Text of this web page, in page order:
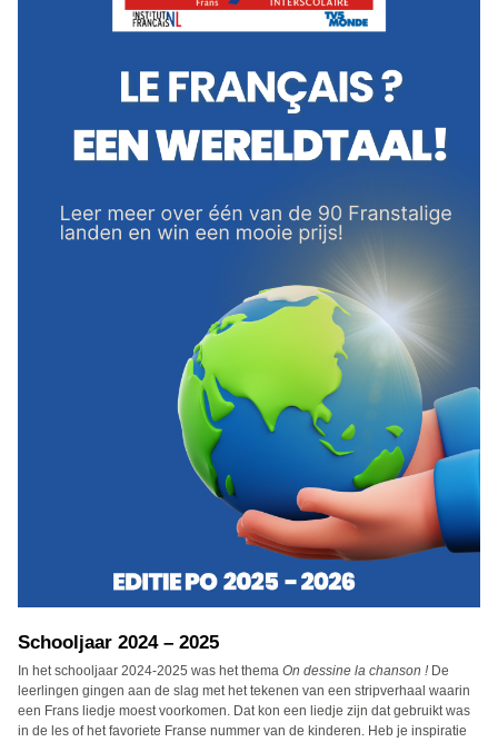
Schooljaar 2024 – 2025
In het schooljaar 2024-2025 was het thema On dessine la chanson ! De
leerlingen gingen aan de slag met het tekenen van een stripverhaal waarin
een Frans liedje moest voorkomen. Dat kon een liedje zijn dat gebruikt was
in de les of het favoriete Franse nummer van de kinderen. Heb je inspiratie